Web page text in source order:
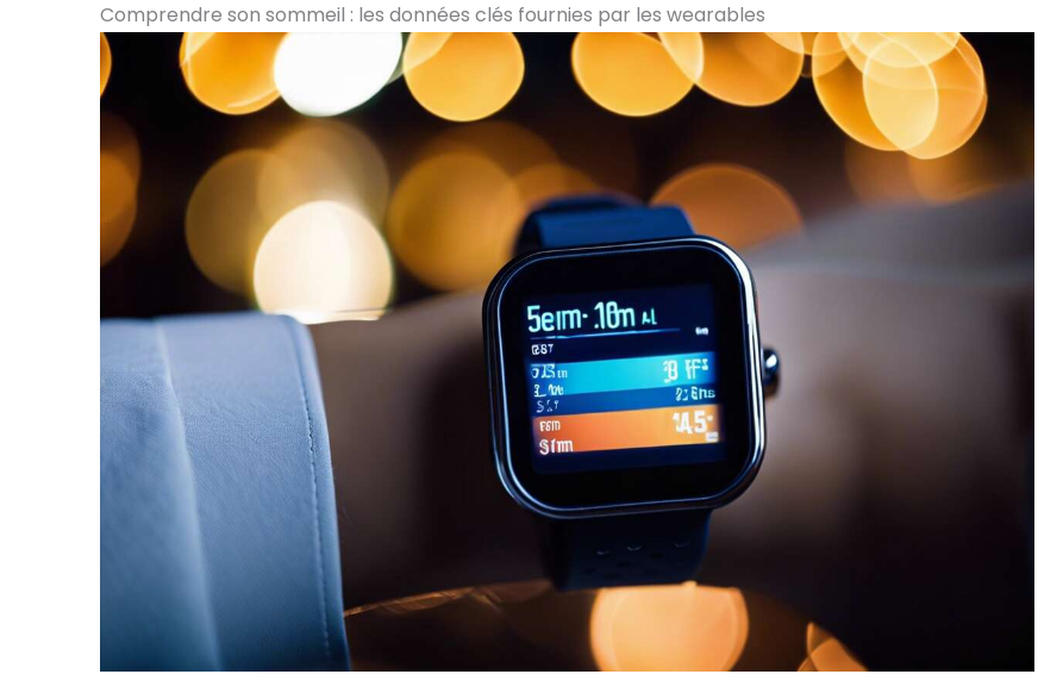
Comprendre son sommeil : les données clés fournies par les wearables